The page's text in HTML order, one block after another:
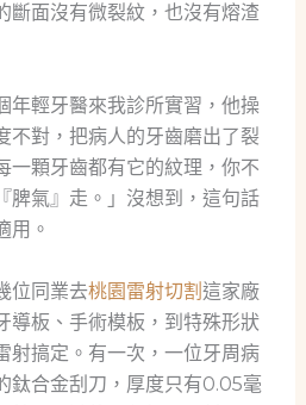
斷面沒有微裂紋，也沒有熔渣
年輕牙醫來我診所實習，他操
不對，把病人的牙齒磨出了裂
一顆牙齒都有它的紋理，你不
脾氣』走。」沒想到，這句話
用。
位同業去桃園雷射切割 這家廠
導板、手術模板，到特殊形狀
射搞定。有一次，一位牙周病
鈦合金刮刀，厚度只有0.05毫